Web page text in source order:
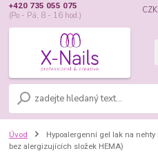
+420 735 055 075
(Po - Pá, 8 - 16 hod.)
Úvod
Hypoalergenní gel lak na nehty
bez alergizujících složek HEMA)